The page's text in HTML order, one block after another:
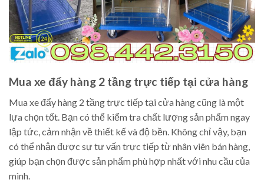
Mua xe đẩy hàng 2 tầng trực tiếp tại cửa hàng
Mua xe đẩy hàng 2 tầng trực tiếp tại cửa hàng cũng là một
lựa chọn tốt. Bạn có thể kiểm tra chất lượng sản phẩm ngay
lập tức, cảm nhận về thiết kế và độ bền. Không chỉ vậy, bạn
có thể nhận được sự tư vấn trực tiếp từ nhân viên bán hàng,
giúp bạn chọn được sản phẩm phù hợp nhất với nhu cầu của
mình.